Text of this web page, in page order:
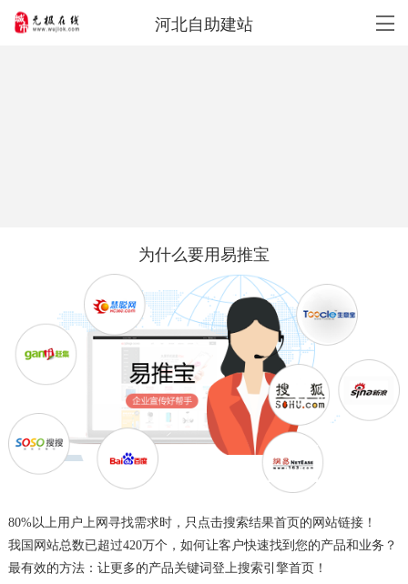
河北自助建站
为什么要用易推宝
80%以上用户上网寻找需求时，只点击搜索结果首页的网站链接！
我国网站总数已超过420万个，如何让客户快速找到您的产品和业务？
最有效的方法：让更多的产品关键词登上搜索引擎首页！